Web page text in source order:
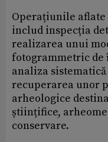
Operațiunile aflate
includ inspecția
realizarea unui
fotogrammetric de
analiza
recuperarea unor
arheologice
științifice,
conservare.